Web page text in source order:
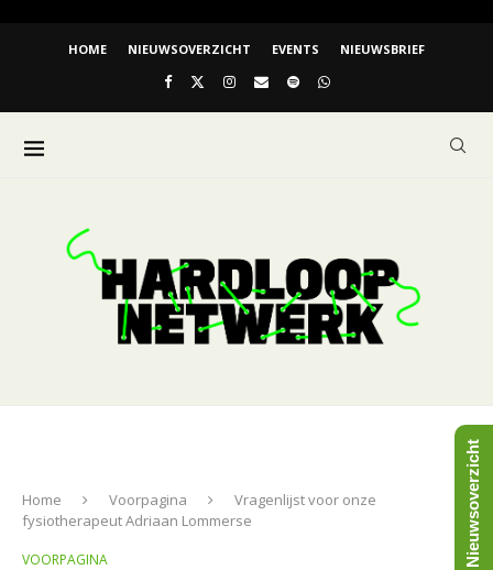
HOME NIEUWSOVERZICHT EVENTS NIEUWSBRIEF
Home Voorpagina
Vragenlijst voor onze
fysiotherapeut Adriaan Lommerse
VOORPAGINA Nieuwsoverzicht